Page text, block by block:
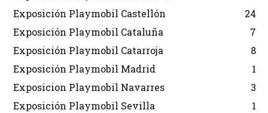
Exposición Playmobil Castellón
24
Exposición Playmobil Cataluña
7
Exposición Playmobil Catarroja
8
Exposición Playmobil Madrid
1
Exposicion Playmobil Navarres
3
Exposición Playmobil Sevilla
1